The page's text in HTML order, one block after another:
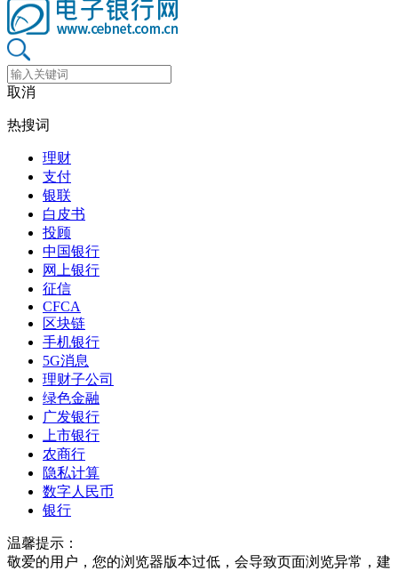
取消
热搜词
理财
支付
银联
白皮书
投顾
中国银行
网上银行
征信
CFCA
区块链
手机银行
5G消息
理财子公司
绿色金融
广发银行
上市银行
农商行
隐私计算
数字人民币
银行
温馨提示：
敬爱的用户，您的浏览器版本过低，会导致页面浏览异常，建